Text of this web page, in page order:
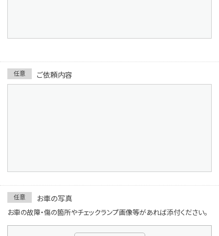
任意 ご依頼内容
任意 お車の写真
お車の故障・傷の箇所やチェックランプ画像等があれば添付ください。